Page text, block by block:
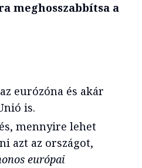
meghosszabbítsa a
eurózóna és akár
is.
mennyire lehet
azt az országot,
európai